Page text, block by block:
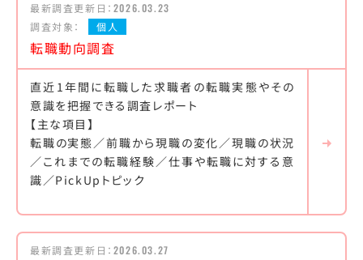
最新調査更新日： 2026.03.23
調査対象：
個人
転職動向調査
直近1年間に転職した求職者の転職実態やその
意識を把握できる調査レポート
【主な項目】
転職の実態／前職から現職の変化／現職の状況
／これまでの転職経験／仕事や転職に対する意
識／PickUpトピック
最新調査更新日： 2026.03.27